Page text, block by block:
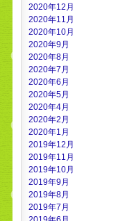
2020年12月
2020年11月
2020年10月
2020年9月
2020年8月
2020年7月
2020年6月
2020年5月
2020年4月
2020年2月
2020年1月
2019年12月
2019年11月
2019年10月
2019年9月
2019年8月
2019年7月